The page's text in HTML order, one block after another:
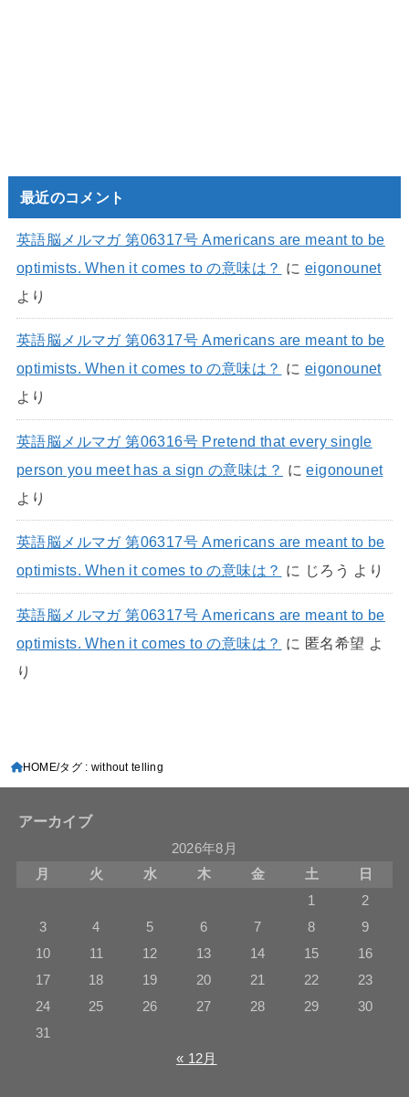
最近のコメント
英語脳メルマガ 第06317号 Americans are meant to be
optimists. When it comes to の意味は？ に eigonounet
より
英語脳メルマガ 第06317号 Americans are meant to be
optimists. When it comes to の意味は？ に eigonounet
より
英語脳メルマガ 第06316号 Pretend that every single
person you meet has a sign の意味は？ にeigonounet
より
英語脳メルマガ 第06317号 Americans are meant to be
optimists. When it comes to の意味は？ に じろう より
英語脳メルマガ 第06317号 Americans are meant to be
optimists. When it comes to の意味は？ に 匿名希望 よ
り
HOME タグ : without telling
アーカイブ
2026年8月
月
火 水 木 金 土
日
1
2
3
4 5 6 7 8
9
10
11 12 13 14 15
16
17
18 19 20 21 22
23
24
25 26 27 28 29
30
31
« 12月